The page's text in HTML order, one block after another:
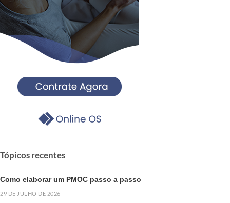
Tópicos recentes
Como elaborar um PMOC passo a passo
29 DE JULHO DE 2026